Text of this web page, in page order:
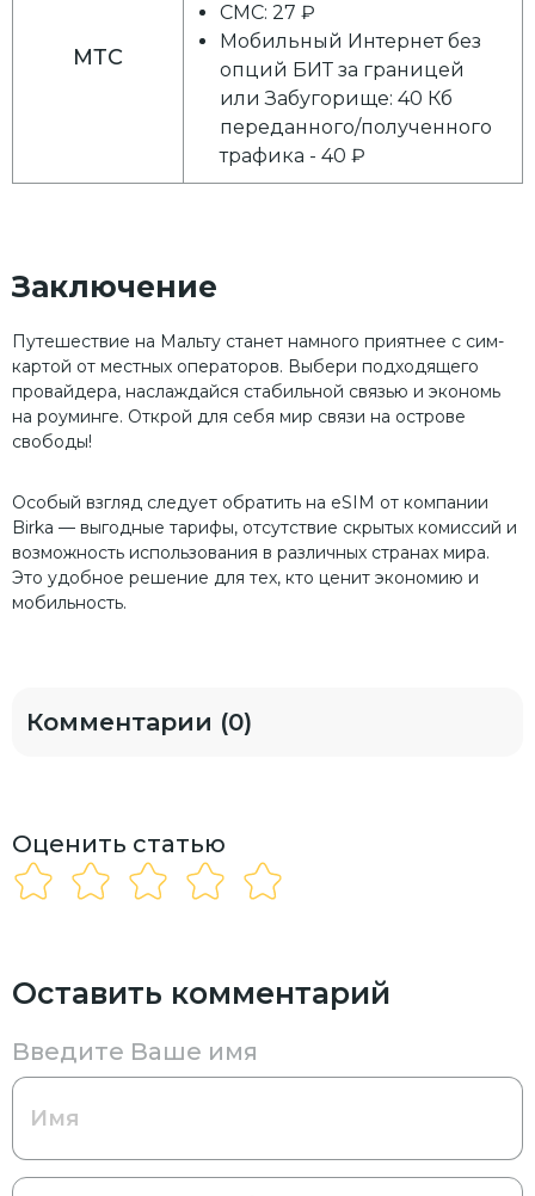
МТС
СМС: 27 ₽
Мобильный Интернет без
опций БИТ за границей
или Забугорище: 40 Кб
переданного/полученного
трафика - 40 ₽
Заключение
Путешествие на Мальту станет намного приятнее с сим-
картой от местных операторов. Выбери подходящего
провайдера, наслаждайся стабильной связью и экономь
на роуминге. Открой для себя мир связи на острове
свободы!
Особый взгляд следует обратить на eSIM от компании
Birka — выгодные тарифы, отсутствие скрытых комиссий и
возможность использования в различных странах мира.
Это удобное решение для тех, кто ценит экономию и
мобильность.
Комментарии (0)
Оценить статью
Оставить комментарий
Введите Ваше имя